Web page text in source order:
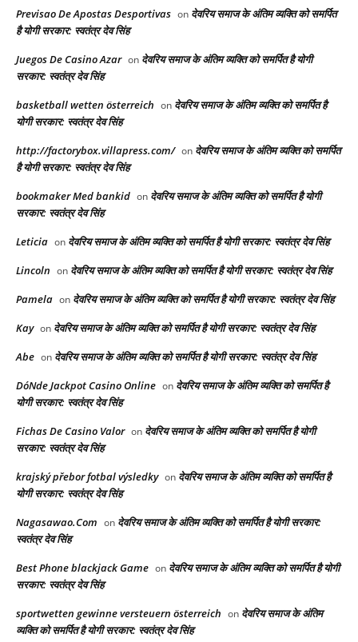
Previsao De Apostas Desportivas on देवरिय समाज के अंतिम व्यक्ति को समर्पित
है योगी सरकार: स्वतंत्र देव सिंह
Juegos De Casino Azar on देवरिय समाज के अंतिम व्यक्ति को समर्पित है योगी
सरकार: स्वतंत्र देव सिंह
basketball wetten österreich on देवरिय समाज के अंतिम व्यक्ति को समर्पित है
योगी सरकार: स्वतंत्र देव सिंह
http://factorybox.villapress.com/ on देवरिय समाज के अंतिम व्यक्ति को समर्पित
है योगी सरकार: स्वतंत्र देव सिंह
bookmaker Med bankid on देवरिय समाज के अंतिम व्यक्ति को समर्पित है योगी
सरकार: स्वतंत्र देव सिंह
Leticia on देवरिय समाज के अंतिम व्यक्ति को समर्पित है योगी सरकार: स्वतंत्र देव सिंह
Lincoln on देवरिय समाज के अंतिम व्यक्ति को समर्पित है योगी सरकार: स्वतंत्र देव सिंह
Pamela on देवरिय समाज के अंतिम व्यक्ति को समर्पित है योगी सरकार: स्वतंत्र देव सिंह
Kay on देवरिय समाज के अंतिम व्यक्ति को समर्पित है योगी सरकार: स्वतंत्र देव सिंह
Abe on देवरिय समाज के अंतिम व्यक्ति को समर्पित है योगी सरकार: स्वतंत्र देव सिंह
DóNde Jackpot Casino Online on देवरिय समाज के अंतिम व्यक्ति को समर्पित है
योगी सरकार: स्वतंत्र देव सिंह
Fichas De Casino Valor on देवरिय समाज के अंतिम व्यक्ति को समर्पित है योगी
सरकार: स्वतंत्र देव सिंह
krajský přebor fotbal výsledky on देवरिय समाज के अंतिम व्यक्ति को समर्पित है
योगी सरकार: स्वतंत्र देव सिंह
Nagasawao.Com on देवरिय समाज के अंतिम व्यक्ति को समर्पित है योगी सरकार:
स्वतंत्र देव सिंह
Best Phone blackjack Game on देवरिय समाज के अंतिम व्यक्ति को समर्पित है योगी
सरकार: स्वतंत्र देव सिंह
sportwetten gewinne versteuern österreich on देवरिय समाज के अंतिम
व्यक्ति को समर्पित है योगी सरकार: स्वतंत्र देव सिंह